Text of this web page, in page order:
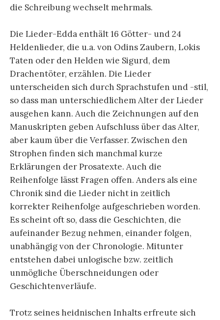
die Schreibung wechselt mehrmals.
Die Lieder-Edda enthält 16 Götter- und 24
Heldenlieder, die u.a. von Odins Zaubern, Lokis
Taten oder den Helden wie Sigurd, dem
Drachentöter, erzählen. Die Lieder
unterscheiden sich durch Sprachstufen und -stil,
so dass man unterschiedlichem Alter der Lieder
ausgehen kann. Auch die Zeichnungen auf den
Manuskripten geben Aufschluss über das Alter,
aber kaum über die Verfasser. Zwischen den
Strophen finden sich manchmal kurze
Erklärungen der Prosatexte. Auch die
Reihenfolge lässt Fragen offen. Anders als eine
Chronik sind die Lieder nicht in zeitlich
korrekter Reihenfolge aufgeschrieben worden.
Es scheint oft so, dass die Geschichten, die
aufeinander Bezug nehmen, einander folgen,
unabhängig von der Chronologie. Mitunter
entstehen dabei unlogische bzw. zeitlich
unmögliche Überschneidungen oder
Geschichtenverläufe.
Trotz seines heidnischen Inhalts erfreute sich